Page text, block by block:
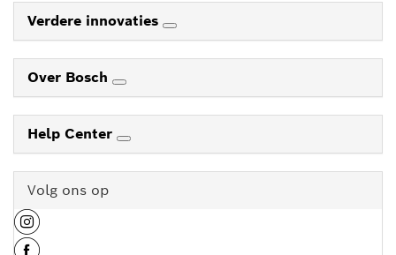
Verdere innovaties
Over Bosch
Help Center
Volg ons op